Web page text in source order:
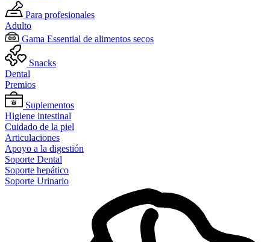
Para profesionales
Adulto
Gama Essential de alimentos secos
Snacks
Dental
Premios
Suplementos
Higiene intestinal
Cuidado de la piel
Articulaciones
Apoyo a la digestión
Soporte Dental
Soporte hepático
Soporte Urinario